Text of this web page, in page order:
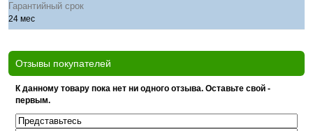
Гарантийный срок
24 мес
Отзывы покупателей
К данному товару пока нет ни одного отзыва. Оставьте свой -
первым.